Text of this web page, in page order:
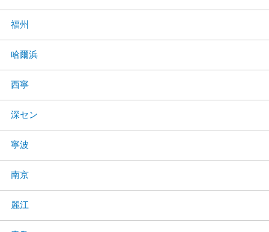
福州
哈爾浜
西寧
深セン
寧波
南京
麗江